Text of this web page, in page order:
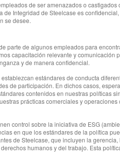
de ser amenazados o
Integridad de Steelcase es
se desee.
de algunos empleados para
capacitación relevante y comunicación
y de manera confidencial.
estándares de conducta
de participación. En dichos casos,
contenidos en nuestras políticas
prácticas comerciales y
control sobre la iniciativa de ESG
en que los estándares de la política
de Steelcase, que incluyen la
humanos y del trabajo. Esta